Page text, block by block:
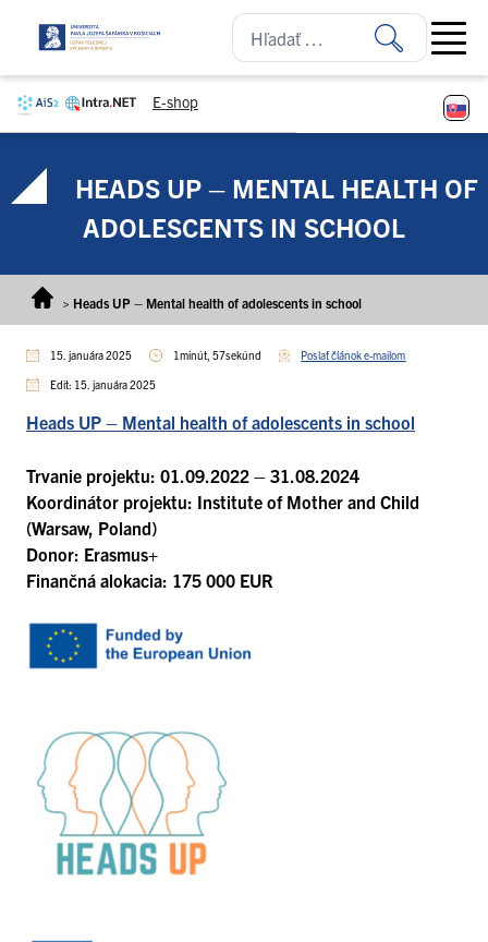
E-shop
Open
HEADS UP – MENTAL HEALTH OF
ADOLESCENTS IN SCHOOL
> Heads UP – Mental health of adolescents in school
15. januára 2025 1minút, 57sekúnd Poslať článok e-mailom
Edit: 15. januára 2025
Heads UP – Mental health of adolescents in school
Trvanie projektu: 01.09.2022 – 31.08.2024
Koordinátor projektu: Institute of Mother and Child
(Warsaw, Poland)
Donor: Erasmus+
Finančná alokacia: 175 000 EUR